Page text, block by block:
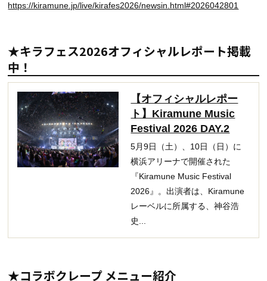
https://kiramune.jp/live/kirafes2026/newsin.html#2026042801
★キラフェス2026オフィシャルレポート掲載
中！
【オフィシャルレポー
ト】Kiramune Music
Festival 2026 DAY.2
5月9日（土）、10日（日）に
横浜アリーナで開催された
『Kiramune Music Festival
2026』。出演者は、Kiramune
レーベルに所属する、神谷浩
史...
★コラボクレープ メニュー紹介